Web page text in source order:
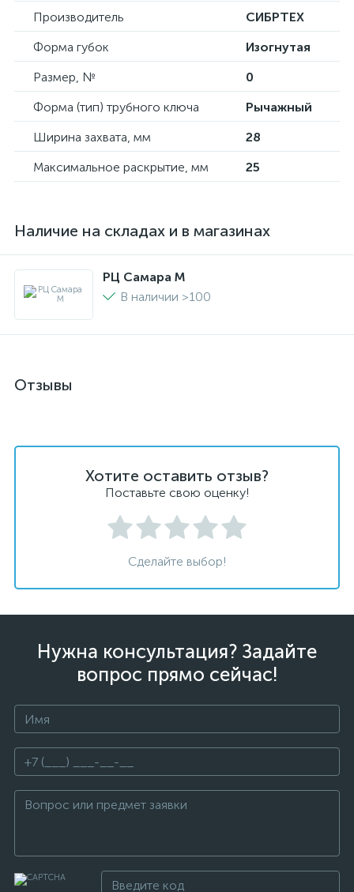
Производитель
СИБРТЕХ
Форма губок
Изогнутая
Размер, №
0
Форма (тип) трубного ключа
Рычажный
Ширина захвата, мм
28
Максимальное раскрытие, мм
25
Наличие на складах и в магазинах
РЦ Самара M
В наличии >100
Отзывы
Хотите оставить отзыв?
Поставьте свою оценку!
Сделайте выбор!
Нужна консультация? Задайте
вопрос прямо сейчас!